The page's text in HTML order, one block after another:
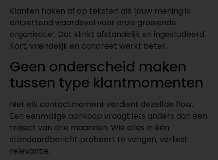
Klanten haken af op teksten als ‘jouw mening is
ontzettend waardevol voor onze groeiende
organisatie’. Dat klinkt afstandelijk en ingestudeerd.
Kort, vriendelijk en concreet werkt beter.
Geen onderscheid maken
tussen type klantmomenten
Niet elk contactmoment verdient dezelfde flow.
Een eenmalige aankoop vraagt iets anders dan een
traject van drie maanden. Wie alles in één
standaardbericht probeert te vangen, verliest
relevantie.